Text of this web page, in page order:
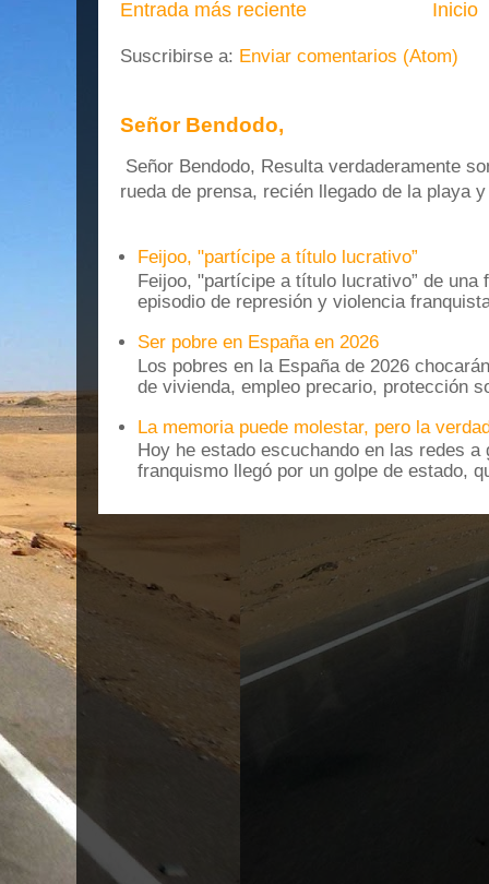
Entrada más reciente Inicio
Suscribirse a: Enviar comentarios (Atom)
Señor Bendodo,
Señor Bendodo, Resulta verdaderamente
rueda de prensa, recién llegado de la playa
Feijoo, "partícipe a título lucrativo”
Feijoo, "partícipe a título lucrativo” de una
episodio de represión y violencia
Ser pobre en España en 2026
Los pobres en la España de 2026
de vivienda, empleo precario, protección
La memoria puede molestar, pero la
Hoy he estado escuchando en las redes
franquismo llegó por un golpe de estado,